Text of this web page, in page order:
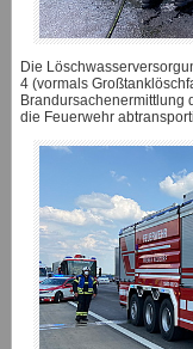
Die
4 (vormals
Brandursachenermittlung
die Feuerwehr